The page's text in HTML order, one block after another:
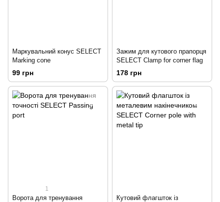
Маркувальний конус SELECT
Marking cone
99 грн
Зажим для кутового прапорця
SELECT Clamp for corner flag
178 грн
1
Ворота для тренування
Кутовий флагшток із